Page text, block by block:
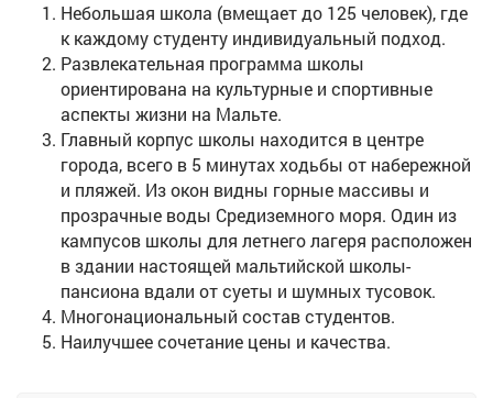
Небольшая школа (вмещает до 125 человек), где
к каждому студенту индивидуальный подход.
Развлекательная программа школы
ориентирована на культурные и спортивные
аспекты жизни на Мальте.
Главный корпус школы находится в центре
города, всего в 5 минутах ходьбы от набережной
и пляжей. Из окон видны горные массивы и
прозрачные воды Средиземного моря. Один из
кампусов школы для летнего лагеря расположен
в здании настоящей мальтийской школы-
пансиона вдали от суеты и шумных тусовок.
Многонациональный состав студентов.
Наилучшее сочетание цены и качества.